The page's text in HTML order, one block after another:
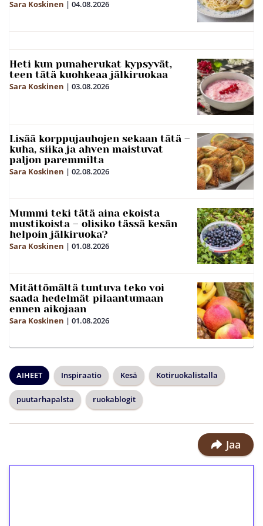
Sara Koskinen | 04.08.2026
Heti kun punaherukat kypsyvät,
teen tätä kuohkeaa jälkiruokaa
Sara Koskinen | 03.08.2026
Lisää korppujauhojen sekaan tätä –
kuha, siika ja ahven maistuvat
paljon paremmilta
Sara Koskinen | 02.08.2026
Mummi teki tätä aina ekoista
mustikoista – olisiko tässä kesän
helpoin jälkiruoka?
Sara Koskinen | 01.08.2026
Mitättömältä tuntuva teko voi
saada hedelmät pilaantumaan
ennen aikojaan
Sara Koskinen | 01.08.2026
AIHEET Inspiraatio Kesä Kotiruokalistalla
puutarhapalsta ruokablogit
Jaa